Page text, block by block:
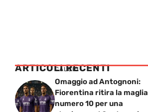
ARTICOLI RECENTI
CALCIO
Omaggio ad Antognoni:
Fiorentina ritira la maglia
numero 10 per una